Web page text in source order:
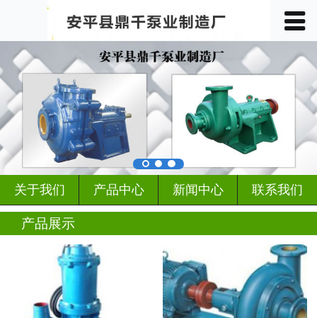
 首页
关于我们
产品中心
车间展示
客户见证
行业动态
新闻中心
联系我们
󰀥
关于我们 产品中心 新闻中心 联系我们
产品展示